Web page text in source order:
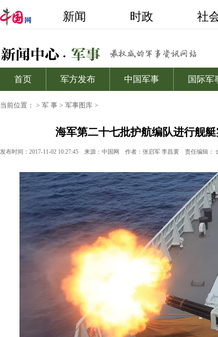
当前位置： > 军 事 > 军事图库 >
海军第二十七批护航编队进行舰
发布时间：2017-11-02 10:27:45 来源：中国网 作者：张启军 李昌寰 责任编辑：